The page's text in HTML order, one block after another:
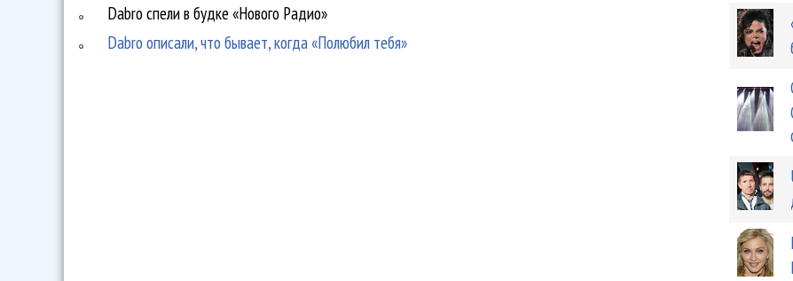
Dabro спели в будке «Нового Радио»
Dabro описали, что бывает, когда «Полюбил тебя»